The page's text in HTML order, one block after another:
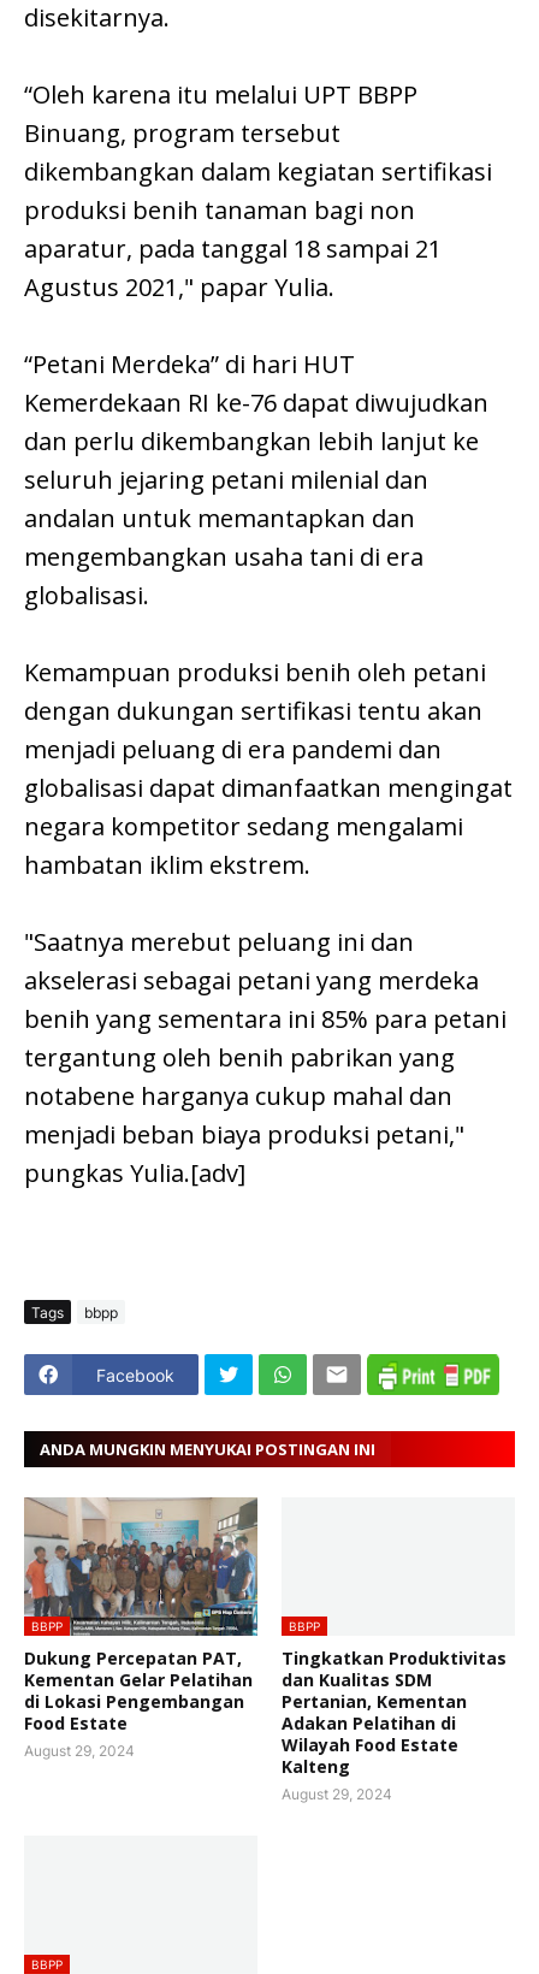
disekitarnya.
“Oleh karena itu melalui UPT BBPP
Binuang, program tersebut
dikembangkan dalam kegiatan sertifikasi
produksi benih tanaman bagi non
aparatur, pada tanggal 18 sampai 21
Agustus 2021," papar Yulia.
“Petani Merdeka” di hari HUT
Kemerdekaan RI ke-76 dapat diwujudkan
dan perlu dikembangkan lebih lanjut ke
seluruh jejaring petani milenial dan
andalan untuk memantapkan dan
mengembangkan usaha tani di era
globalisasi.
Kemampuan produksi benih oleh petani
dengan dukungan sertifikasi tentu akan
menjadi peluang di era pandemi dan
globalisasi dapat dimanfaatkan mengingat
negara kompetitor sedang mengalami
hambatan iklim ekstrem.
"Saatnya merebut peluang ini dan
akselerasi sebagai petani yang merdeka
benih yang sementara ini 85% para petani
tergantung oleh benih pabrikan yang
notabene harganya cukup mahal dan
menjadi beban biaya produksi petani,"
pungkas Yulia.[adv]
Tags bbpp
Facebook
ANDA MUNGKIN MENYUKAI POSTINGAN INI
BBPP
Dukung Percepatan PAT,
Kementan Gelar Pelatihan
di Lokasi Pengembangan
Food Estate
August 29, 2024
BBPP
Tingkatkan Produktivitas
dan Kualitas SDM
Pertanian, Kementan
Adakan Pelatihan di
Wilayah Food Estate
Kalteng
August 29, 2024
BBPP